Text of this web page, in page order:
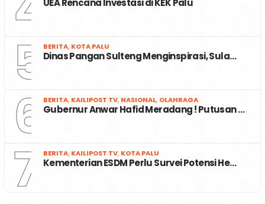
UEA Rencana Investasi di KEK Palu
5 BERITA, KOTA PALU
Dinas Pangan Sulteng Menginspirasi, Sula…
6 BERITA, KAILIPOST TV, NASIONAL, OLAHRAGA
Gubernur Anwar Hafid Meradang ! Putusan …
7 BERITA, KAILIPOST TV, KOTA PALU
Kementerian ESDM Perlu Survei Potensi He…